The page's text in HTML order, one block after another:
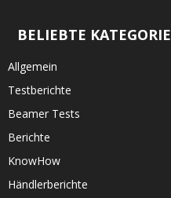
BELIEBTE KATEGORIE
Allgemein
Testberichte
Beamer Tests
Berichte
KnowHow
Händlerberichte